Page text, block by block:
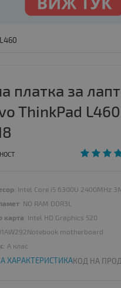
платка за
ThinkPad
: Intel Core i5 6300U 2400MHz
: NO RAM DDR3L
карта: Intel HD Graphics 520
motherboard
: A клас
ХАРАКТЕРИСТИКАКОД НА